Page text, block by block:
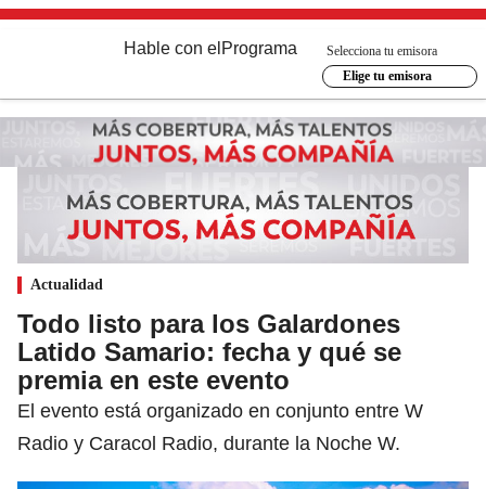
Hable con el Programa
Selecciona tu emisora
Elige tu emisora
Actualidad
Todo listo para los Galardones
Latido Samario: fecha y qué se
premia en este evento
El evento está organizado en conjunto entre W
Radio y Caracol Radio, durante la Noche W.